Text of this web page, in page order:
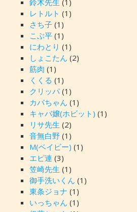
レトルト (1)
さち子(1)
こぶ平(1)
にわとり (1)
しょこたん (2)
筋肉 (1)
くくる (1)
クリッパ(1)
カバちゃん (1)
キャバ嬢(ホビット) (1)
リサ先生 (2)
音無白野(1)
M(ベイビー) (1)
エピ連 (3)
笠崎先生 (1)
御手洗いくん (1)
東条ジョナ (1)
いっちゃん (1)